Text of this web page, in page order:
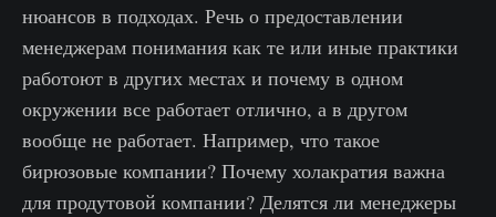
нюансов в подходах. Речь о предоставлении
менеджерам понимания как те или иные практики
работоют в других местах и почему в одном
окружении все работает отлично, а в другом
вообще не работает. Например, что такое
бирюзовые компании? Почему холакратия важна
для продутовой компании? Делятся ли менеджеры